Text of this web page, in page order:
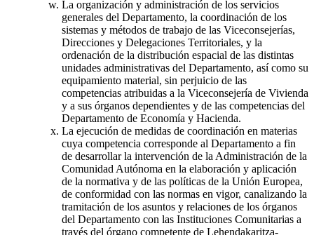
La organización y administración de los servicios
generales del Departamento, la coordinación de los
sistemas y métodos de trabajo de las Viceconsejerías,
Direcciones y Delegaciones Territoriales, y la
ordenación de la distribución espacial de las distintas
unidades administrativas del Departamento, así como su
equipamiento material, sin perjuicio de las
competencias atribuidas a la Viceconsejería de Vivienda
y a sus órganos dependientes y de las competencias del
Departamento de Economía y Hacienda.
La ejecución de medidas de coordinación en materias
cuya competencia corresponde al Departamento a fin
de desarrollar la intervención de la Administración de la
Comunidad Autónoma en la elaboración y aplicación
de la normativa y de las políticas de la Unión Europea,
de conformidad con las normas en vigor, canalizando la
tramitación de los asuntos y relaciones de los órganos
del Departamento con las Instituciones Comunitarias a
través del órgano competente de Lehendakaritza-